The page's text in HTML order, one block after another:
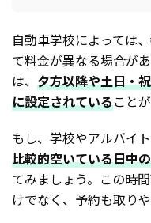
自動車学校によっては
て料金が異なる場合が
は、 夕方以降や土日・
に設定されていること
もし、学校やアルバイ
比較的空いている日中
てみましょう。この時
けでなく、予約も取り